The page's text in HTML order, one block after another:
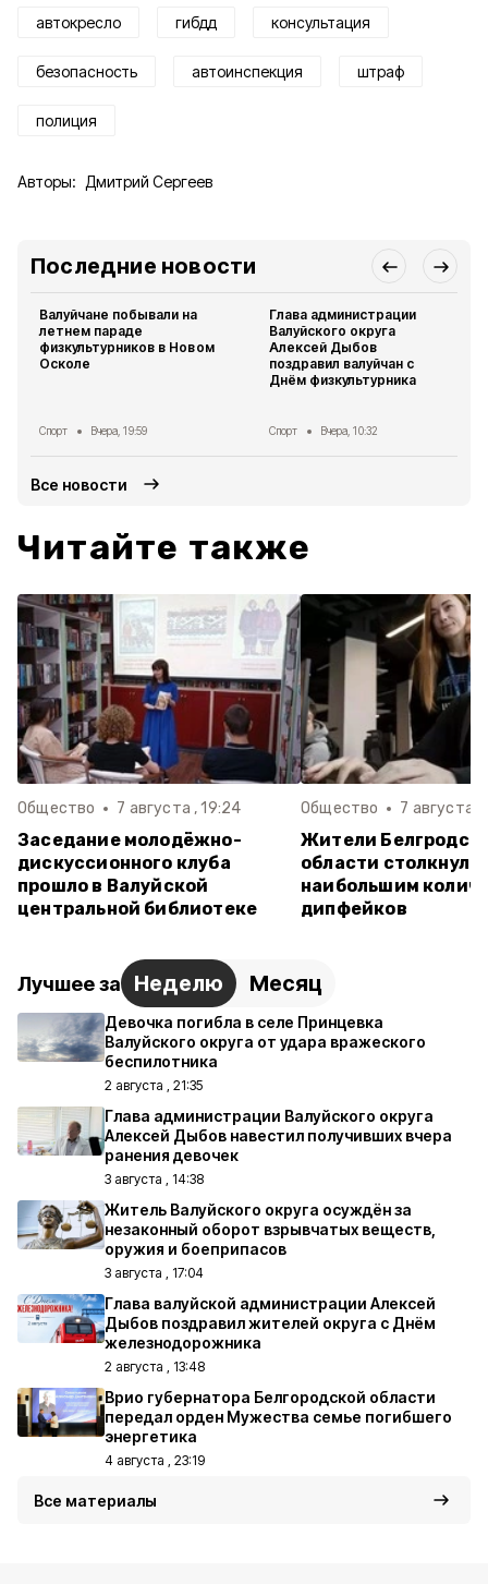
автокресло гибдд консультация
безопасность автоинспекция штраф
полиция
Авторы: Дмитрий Сергеев
Последние новости
Валуйчане побывали на
летнем параде
физкультурников в Новом
Осколе
Спорт Вчера, 19:59
Глава администрации
Валуйского округа
Алексей Дыбов
поздравил валуйчан с
Днём физкультурника
Спорт Вчера, 10:32
Все новости
Читайте также
Общество 7 августа , 19:24
Заседание молодёжно-
дискуссионного клуба
прошло в Валуйской
центральной библиотеке
Общество 7 августа ,
Жители
области
наибольшим
дипфейков
Лучшее за Неделю Месяц
Девочка погибла в селе Принцевка
Валуйского округа от удара вражеского
беспилотника
2 августа , 21:35
Глава администрации Валуйского округа
Алексей Дыбов навестил получивших вчера
ранения девочек
3 августа , 14:38
Житель Валуйского округа осуждён за
незаконный оборот взрывчатых веществ,
оружия и боеприпасов
3 августа , 17:04
Глава валуйской администрации Алексей
Дыбов поздравил жителей округа с Днём
железнодорожника
2 августа , 13:48
Врио губернатора Белгородской области
передал орден Мужества семье погибшего
энергетика
4 августа , 23:19
Все материалы